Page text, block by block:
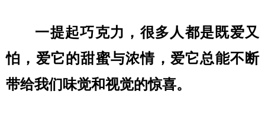
一提起巧克力，很多人都是既爱又
怕，爱它的甜蜜与浓情，爱它总能不断
带给我们味觉和视觉的惊喜。